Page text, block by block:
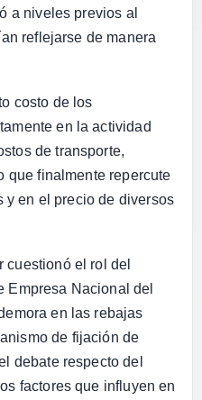
a niveles previos al
reflejarse de manera
costo de los
en la actividad
de transporte,
que finalmente repercute
en el precio de diversos
cuestionó el rol del
Empresa Nacional del
en las rebajas
de fijación de
debate respecto del
factores que influyen en